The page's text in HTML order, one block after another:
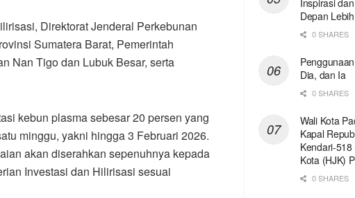
Direktorat Jenderal Perkebunan
Sumatera Barat, Pemerintah
Nan Tigo dan Lubuk Besar, serta
kebun plasma sebesar 20 persen yang
minggu, yakni hingga 3 Februari 2026.
akan diserahkan sepenuhnya kepada
Investasi dan Hilirisasi sesuai
Inspirasi
Depan
0 SHARES
Dia, dan Ia
0 SHARES
Wali Kota
Kapal
Kendari-
Kota (HJK)
0 SHARES